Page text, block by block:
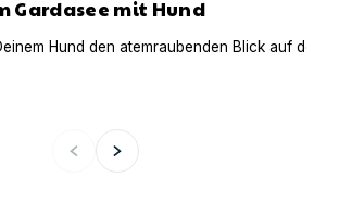
Gardasee mit Hund
Hund den atemraubenden Blick auf den